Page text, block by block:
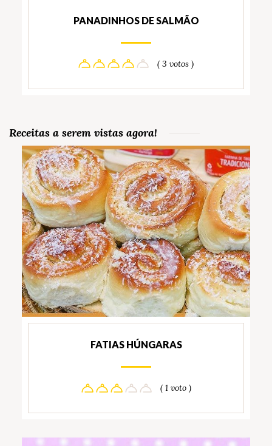
PANADINHOS DE SALMÃO
( 3 votos )
Receitas a serem vistas agora!
FATIAS HÚNGARAS
( 1 voto )